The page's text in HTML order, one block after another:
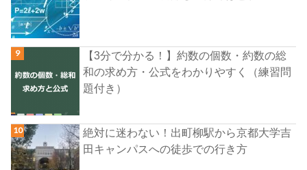
【3分で分かる！】約数の個数・約数の総
和の求め方・公式をわかりやすく（練習問
題付き）
絶対に迷わない！出町柳駅から京都大学吉
田キャンパスへの徒歩での行き方